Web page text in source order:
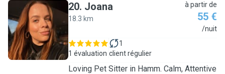
J
20. Joana
18.3 km
à partir de
55 €
/nuit
1 évaluation
1
client régulier
Loving Pet Sitter in Hamm. Calm, Attentive